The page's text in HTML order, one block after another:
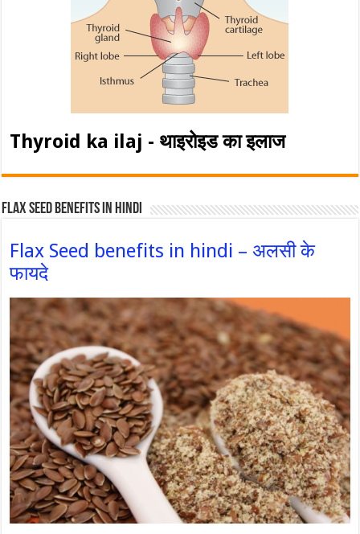
Thyroid ka ilaj - थाइरोइड का इलाज
Flax Seed Benefits in hindi
Flax Seed benefits in hindi – अलसी के
फायदे